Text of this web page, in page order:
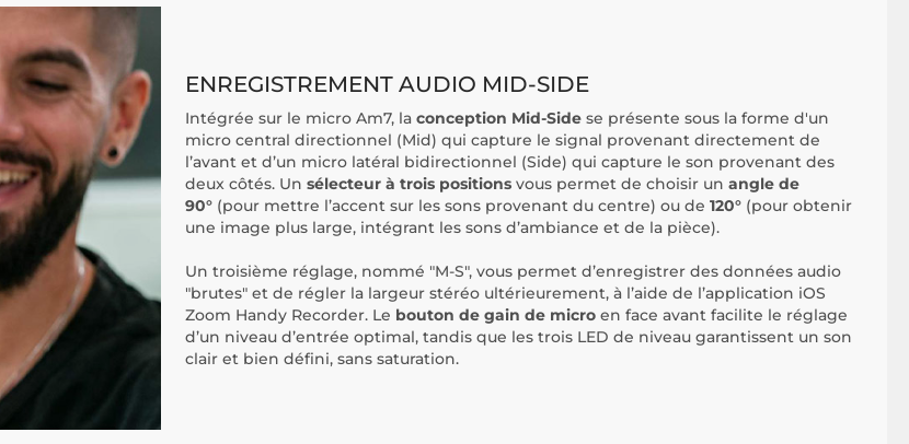
ENREGISTREMENT AUDIO MID-SIDE
Intégrée sur le micro Am7, la conception Mid-Side se présente sous la forme d'un
micro central directionnel (Mid) qui capture le signal provenant directement de
l’avant et d’un micro latéral bidirectionnel (Side) qui capture le son provenant des
deux côtés. Un sélecteur à trois positions vous permet de choisir un angle de
90° (pour mettre l’accent sur les sons provenant du centre) ou de 120° (pour obtenir
une image plus large, intégrant les sons d’ambiance et de la pièce).
Un troisième réglage, nommé "M-S", vous permet d’enregistrer des données audio
"brutes" et de régler la largeur stéréo ultérieurement, à l’aide de l’application iOS
Zoom Handy Recorder. Le bouton de gain de micro en face avant facilite le réglage
d’un niveau d’entrée optimal, tandis que les trois LED de niveau garantissent un son
clair et bien défini, sans saturation.